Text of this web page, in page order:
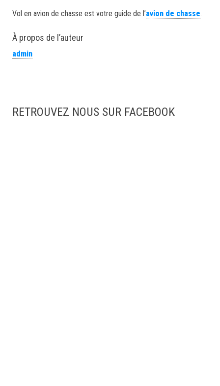
Vol en avion de chasse est votre guide de l’avion de chasse.
À propos de l’auteur
admin
RETROUVEZ NOUS SUR FACEBOOK